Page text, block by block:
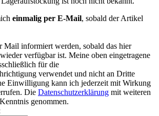
einmalig per E-Mail, sobald der Artikel
Mail informiert werden, sobald das hier
verfügbar ist. Meine oben eingetragene
für die
verwendet und nicht an Dritte
Einwilligung kann ich jederzeit mit Wirkung
Die Datenschutzerklärung mit weiteren
genommen.